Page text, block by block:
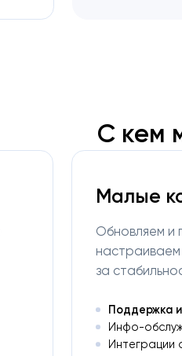
С кем
Малые
Обновляем и
настраиваем
за
Поддержка
Инфо-
Интеграции